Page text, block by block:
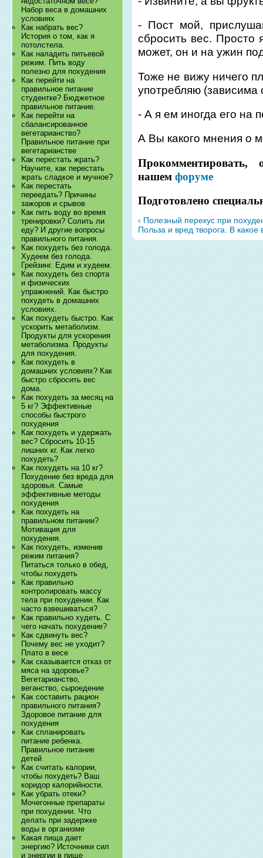
Набор веса в домашних
условиях
Как набрать вес?
История о том, как я
потолстела.
Как наладить питьевой
режим. Пить воду
полезно для похудения
Как перейти на
правильное питание
студентке? Бюджетное
правильное питание.
Как перейти на
сбалансированное
вегетарианство?
Правильное питание при
вегетарианстве
Как перестать жрать?
Научите, как перестать
жрать сладкое и мучное?
Как перестать
переедать? Причины
зажоров и срывов
Как пить воду во время
тренировки? Солить ли
еду? И другие вопросы
правильного питания.
Как похудеть без голода.
Худеем без голода.
Грейзинг. Едим и худеем.
Как похудеть без спорта
и физических
упражнений. Как быстро
похудеть в домашних
условиях.
Как похудеть быстро. Как
ускорить метаболизм.
Продукты для ускорения
метаболизма. Продукты
для похудения.
Как похудеть в
домашних условиях? Как
быстро сбросить вес
дома.
Как похудеть за месяц на
5 кг? Эффективные
способы быстрого
похудения
Как похудеть и удержать
вес? Сбросить 10-15
лишних кг. Как легко
похудеть?
Как похудеть на 10 кг?
Похудение без вреда для
здоровья. Самые
эффективные методы
похудения
Как похудеть на
правильном питании?
Мотивация для
похудения.
Как похудеть, изменив
режим питания?
Питаться только в обед,
чтобы похудеть
Как правильно
контролировать массу
тела при похудении. Как
часто взвешиваться?
Как правильно худеть. С
чего начать похудение?
Как сдвинуть вес?
Почему вес не уходит?
Плато в весе
Как сказывается отказ от
мяса на здоровье?
Вегетарианство,
веганство, сыроедение
Как составить рацион
правильного питания?
Здоровое питание для
похудения
Как спланировать
питание ребенка.
Правильное питание
детей
Как считать калории,
чтобы похудеть? Ваш
коридор калорийности.
Как убрать отеки?
Мочегонные препараты
при похудении. Что
делать при задержке
воды в организме
Какая пища дает
энергию? Источники сил
и энергии в пище
- Пост мой,
сбросить вес. Просто
может, он и на ужин
Тоже не вижу ничего
употребляю (зависима
- А я ем иногда его на
А Вы какого мнения о
нашемфоруме
Подготовлено
‹ Полезный перекус при
Польза и вред творога. В какое